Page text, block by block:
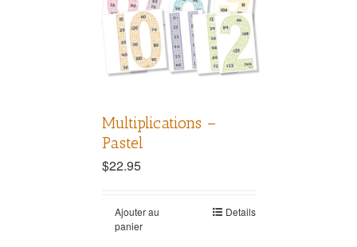
Multiplications –
Pastel
$22.95
Ajouter au
panier
Details